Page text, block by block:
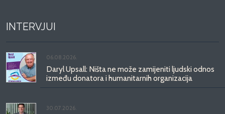
INTERVJUI
06.08.2026.
Daryl Upsall: Ništa ne može zamijeniti ljudski odnos
između donatora i humanitarnih organizacija
30.07.2026.